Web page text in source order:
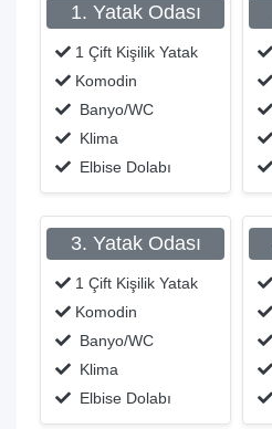
1. Yatak Odası
1 Çift Kişilik Yatak
Komodin
Banyo/WC
Klima
Elbise Dolabı
3. Yatak Odası
1 Çift Kişilik Yatak
Komodin
Banyo/WC
Klima
Elbise Dolabı